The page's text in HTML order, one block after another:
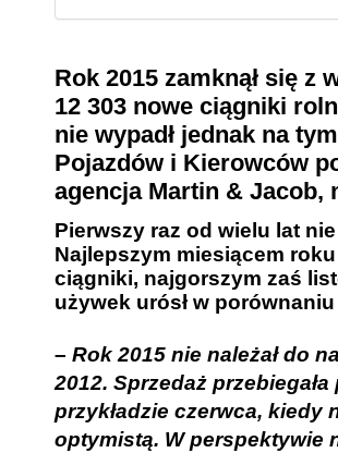
Rok 2015 zamknął się
12 303 nowe ciągniki
nie wypadł jednak na
Pojazdów i Kierowców
agencja Martin & Jacob,
Pierwszy raz od wielu lat
Najlepszym miesiącem
ciągniki, najgorszym zaś
używek urósł w
– Rok 2015 nie należał do
2012. Sprzedaż
przykładzie czerwca, kiedy
optymistą. W perspektywie